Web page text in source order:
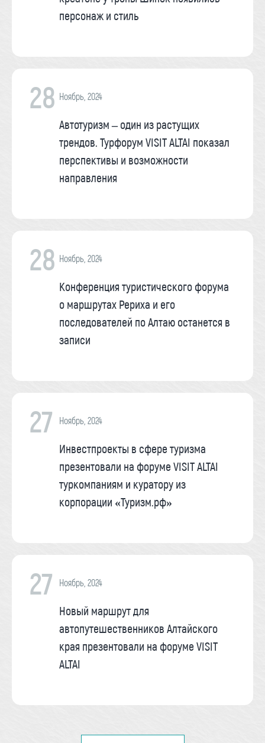
персонаж и стиль
28 Ноябрь, 2024
Автотуризм – один из растущих
трендов. Турфорум VISIT ALTAI показал
перспективы и возможности
направления
28 Ноябрь, 2024
Конференция туристического форума
о маршрутах Рериха и его
последователей по Алтаю останется в
записи
27 Ноябрь, 2024
Инвестпроекты в сфере туризма
презентовали на форуме VISIT ALTAI
туркомпаниям и куратору из
корпорации «Туризм.рф»
27 Ноябрь, 2024
Новый маршрут для
автопутешественников Алтайского
края презентовали на форуме VISIT
ALTAI